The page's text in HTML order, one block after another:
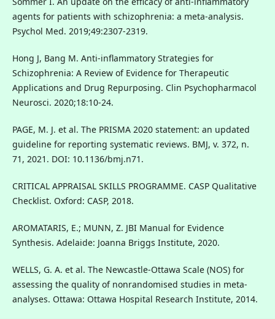
agents for patients with schizophrenia: a meta-analysis.
Psychol Med. 2019;49:2307-2319.
Hong J, Bang M. Anti-inflammatory Strategies for
Schizophrenia: A Review of Evidence for Therapeutic
Applications and Drug Repurposing. Clin Psychopharmacol
Neurosci. 2020;18:10-24.
PAGE, M. J. et al. The PRISMA 2020 statement: an updated
guideline for reporting systematic reviews. BMJ, v. 372, n.
71, 2021. DOI: 10.1136/bmj.n71.
CRITICAL APPRAISAL SKILLS PROGRAMME. CASP Qualitative
Checklist. Oxford: CASP, 2018.
AROMATARIS, E.; MUNN, Z. JBI Manual for Evidence
Synthesis. Adelaide: Joanna Briggs Institute, 2020.
WELLS, G. A. et al. The Newcastle-Ottawa Scale (NOS) for
assessing the quality of nonrandomised studies in meta-
analyses. Ottawa: Ottawa Hospital Research Institute, 2014.